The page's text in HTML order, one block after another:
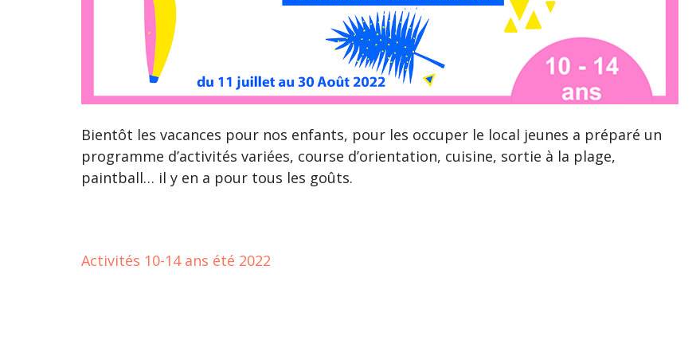
Bientôt les vacances pour nos enfants, pour les occuper le local jeunes a préparé un
programme d’activités variées, course d’orientation, cuisine, sortie à la plage,
paintball… il y en a pour tous les goûts.
Activités 10-14 ans été 2022